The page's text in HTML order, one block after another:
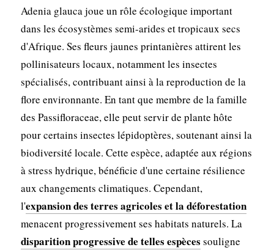
Adenia glauca joue un rôle écologique important
dans les écosystèmes semi-arides et tropicaux secs
d'Afrique. Ses fleurs jaunes printanières attirent les
pollinisateurs locaux, notamment les insectes
spécialisés, contribuant ainsi à la reproduction de la
flore environnante. En tant que membre de la famille
des Passifloraceae, elle peut servir de plante hôte
pour certains insectes lépidoptères, soutenant ainsi la
biodiversité locale. Cette espèce, adaptée aux régions
à stress hydrique, bénéficie d'une certaine résilience
aux changements climatiques. Cependant,
l'expansion des terres agricoles et la déforestation
menacent progressivement ses habitats naturels. La
disparition progressive de telles espèces souligne